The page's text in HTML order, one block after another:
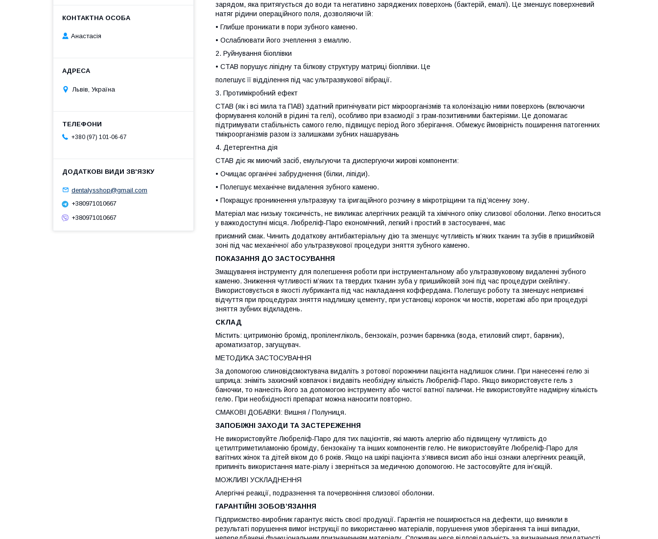
зарядом, яка притягується до води та негативно заряджених поверхонь (бактерій, емалі). Це зменшує поверхневий
натяг рідини операційного поля, дозволяючи їй:
• Глибше проникати в пори зубного каменю.
• Ослаблювати його зчеплення з емаллю.
2. Руйнування біоплівки
• CTAB порушує ліпідну та білкову структуру матриці біоплівки. Це
полегшує її відділення під час ультразвукової вібрації.
3. Протимікробний ефект
CTAB (як і всі мила та ПАВ) здатний пригнічувати ріст мікроорганізмів та колонізацію ними поверхонь (включаючи
формування колоній в рідині та гелі), особливо при взаємодії з грам-позитивними бактеріями. Це допомагає
підтримувати стабільність самого гелю, підвищує період його зберігання. Обмежує ймовірність поширення патогенних
тмікроорганізмів разом із залишками зубних нашарувань
4. Детергентна дія
CTAB діє як миючий засіб, емульгуючи та диспергуючи жирові компоненти:
• Очищає органічні забруднення (білки, ліпіди).
• Полегшує механічне видалення зубного каменю.
• Покращує проникнення ультразвуку та іригаційного розчину в мікротріщини та під’ясенну зону.
Матеріал має низьку токсичність, не викликає алергічних реакцій та хімічного опіку слизової оболонки. Легко вноситься
у важкодоступні місця. Любреліф-Паро економічний, легкий і простий в застосуванні, має
приємний смак. Чинить додаткову антибактеріальну дію та зменшує чутливість м’яких тканин та зубів в пришийковій
зоні під час механічної або ультразвукової процедури зняття зубного каменю.
ПОКАЗАННЯ ДО ЗАСТОСУВАННЯ
Змащування інструменту для полегшення роботи при інструментальному або ультразвуковому видаленні зубного
каменю. Зниження чутливості м’яких та твердих тканин зуба у пришийковій зоні під час процедури скейлінгу.
Використовується в якості лубриканта під час накладання коффердама. Полегшує роботу та зменшує неприємні
відчуття при процедурах зняття надлишку цементу, при установці коронок чи мостів, кюретажі або при процедурі
зняття зубних відкладень.
СКЛАД
Містить: цитримонію бромід, пропіленгліколь, бензокаїн, розчин барвника (вода, етиловий спирт, барвник),
ароматизатор, загущувач.
МЕТОДИКА ЗАСТОСУВАННЯ
За допомогою слиновідсмоктувача видаліть з ротової порожнини пацієнта надлишок слини. При нанесенні гелю зі
шприца: зніміть захисний ковпачок і видавіть необхідну кількість Любреліф-Паро. Якщо використовуєте гель з
баночки, то нанесіть його за допомогою інструменту або чистої ватної палички. Не використовуйте надмірну кількість
гелю. При необхідності препарат можна наносити повторно.
СМАКОВІ ДОБАВКИ: Вишня / Полуниця.
ЗАПОБІЖНІ ЗАХОДИ ТА ЗАСТЕРЕЖЕННЯ
Не використовуйте Любреліф-Паро для тих пацієнтів, які мають алергію або підвищену чутливість до
цетилтриметиламонію броміду, бензокаїну та інших компонентів гелю. Не використовуйте Любреліф-Паро для
вагітних жінок та дітей віком до 6 років. Якщо на шкірі пацієнта з’явився висип або інші ознаки алергічних реакцій,
припиніть використання мате-ріалу і зверніться за медичною допомогою. Не застосовуйте для ін’єкцій.
МОЖЛИВІ УСКЛАДНЕННЯ
Алергічні реакції, подразнення та почервоніння слизової оболонки.
ГАРАНТІЙНІ ЗОБОВ’ЯЗАННЯ
Підприємство-виробник гарантує якість своєї продукції. Гарантія не поширюється на дефекти, що виникли в
результаті порушення вимог інструкції по використанню матеріалів, порушення умов зберігання та інші випадки,
Анастасія
Львів, Україна
+380 (97) 101-06-67
dentalysshop@gmail.com
+380971010667
+380971010667